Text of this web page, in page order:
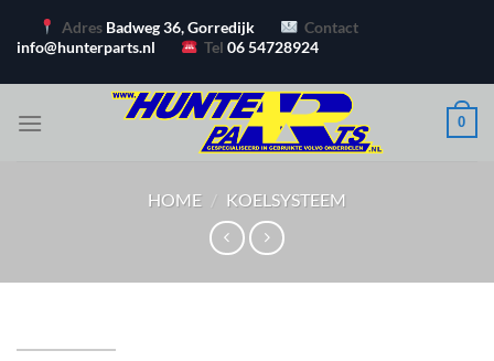
naar
Adres Badweg 36, Gorredijk
Contact
info@hunterparts.nl
Tel06 54728924
0
HOME / KOELSYSTEEM